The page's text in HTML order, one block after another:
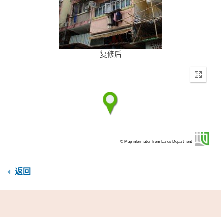
复修后
Enter
© Map information from Lands Department
返回